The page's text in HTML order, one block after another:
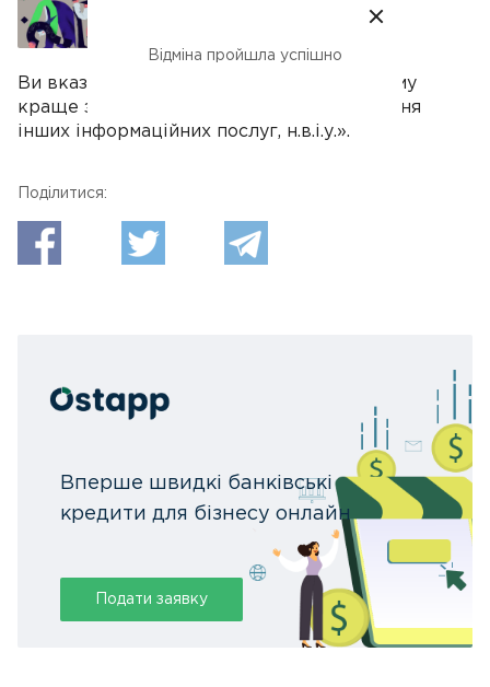
Як зареєструвати новий КВЕД
Ви вказали, що консультуєте клієнтів, тому
краще зареєструвати КВЕД 63.99 «Надання
інших інформаційних послуг, н.в.і.у.».
Поділитися:
Вперше швидкі банківські
кредити для бізнесу онлайн
Подати заявку
Відміна пройшла успішно